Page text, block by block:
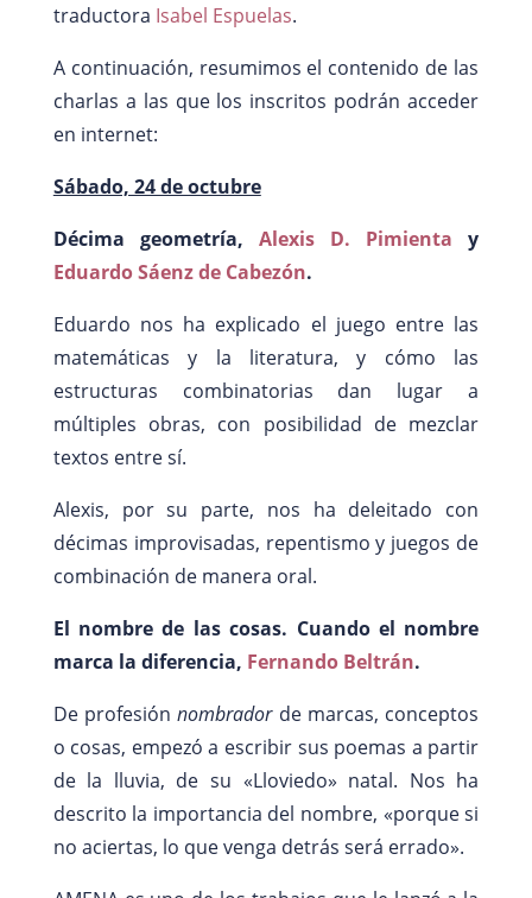
traductora Isabel Espuelas.
A continuación, resumimos el contenido de las
charlas a las que los inscritos podrán acceder
en internet:
Sábado, 24 de octubre
Décima geometría, Alexis D. Pimienta y
Eduardo Sáenz de Cabezón.
Eduardo nos ha explicado el juego entre las
matemáticas y la literatura, y cómo las
estructuras combinatorias dan lugar a
múltiples obras, con posibilidad de mezclar
textos entre sí.
Alexis, por su parte, nos ha deleitado con
décimas improvisadas, repentismo y juegos de
combinación de manera oral.
El nombre de las cosas. Cuando el nombre
marca la diferencia, Fernando Beltrán.
De profesiónnombradorde marcas, conceptos
o cosas, empezó a escribir sus poemas a partir
de la lluvia, de su «Lloviedo» natal. Nos ha
descrito la importancia del nombre, «porque si
no aciertas, lo que venga detrás será errado».